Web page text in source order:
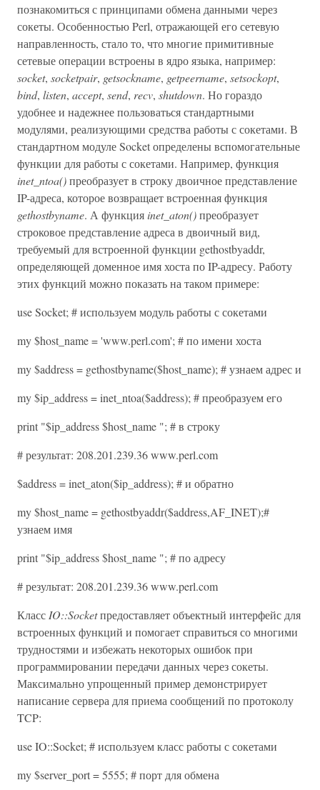
познакомиться с принципами обмена данными через
сокеты. Особенностью Perl, отражающей его сетевую
направленность, стало то, что многие примитивные
сетевые операции встроены в ядро языка, например:
socket, socketpair, getsockname, getpeername, setsockopt,
bind, listen, accept, send, recv, shutdown. Но гораздо
удобнее и надежнее пользоваться стандартными
модулями, реализующими средства работы с сокетами. В
стандартном модуле Socket определены вспомогательные
функции для работы с сокетами. Например, функция
inet_ntoa()преобразует в строку двоичное представление
IP-адреса, которое возвращает встроенная функция
gethostbyname. А функция inet_aton()преобразует
строковое представление адреса в двоичный вид,
требуемый для встроенной функции gethostbyaddr,
определяющей доменное имя хоста по IP-адресу. Работу
этих функций можно показать на таком примере:
use Socket; # используем модуль работы с сокетами
my $host_name = 'www.perl.com'; # по имени хоста
my $address = gethostbyname($host_name); # узнаем адрес и
my $ip_address = inet_ntoa($address); # преобразуем его
print "$ip_address $host_name "; # в строку
# результат: 208.201.239.36 www.perl.com
$address = inet_aton($ip_address); # и обратно
my $host_name = gethostbyaddr($address,AF_INET);#
узнаем имя
print "$ip_address $host_name "; # по адресу
# результат: 208.201.239.36 www.perl.com
Класс IO::Socketпредоставляет объектный интерфейс для
встроенных функций и помогает справиться со многими
трудностями и избежать некоторых ошибок при
программировании передачи данных через сокеты.
Максимально упрощенный пример демонстрирует
написание сервера для приема сообщений по протоколу
TCP:
use IO::Socket; # используем класс работы с сокетами
my $server_port = 5555; # порт для обмена